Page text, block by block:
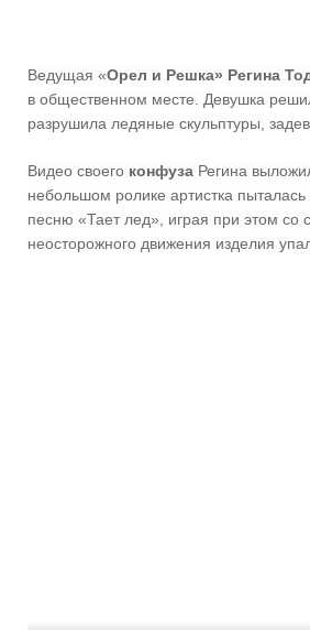
Ведущая «Орел и Решка» Регина
в общественном месте. Девушка
разрушила ледяные скульптуры,
Видео своего конфуза Регина
небольшом ролике артистка
песню «Тает лед», играя при этом со
неосторожного движения изделия